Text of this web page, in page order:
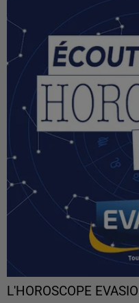
L'HOROSCOPE